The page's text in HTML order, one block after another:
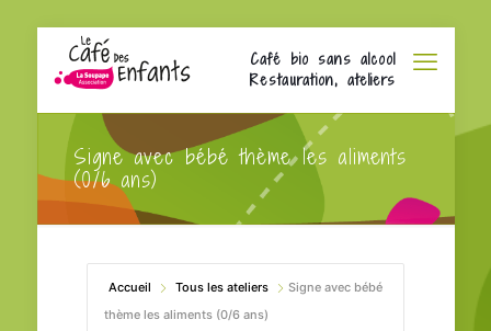
Café bio sans alcool
Restauration, ateliers
Signe avec bébé thème les aliments
(0/6 ans)
Accueil Tous les ateliers
Signe avec bébé
thème les aliments (0/6 ans)